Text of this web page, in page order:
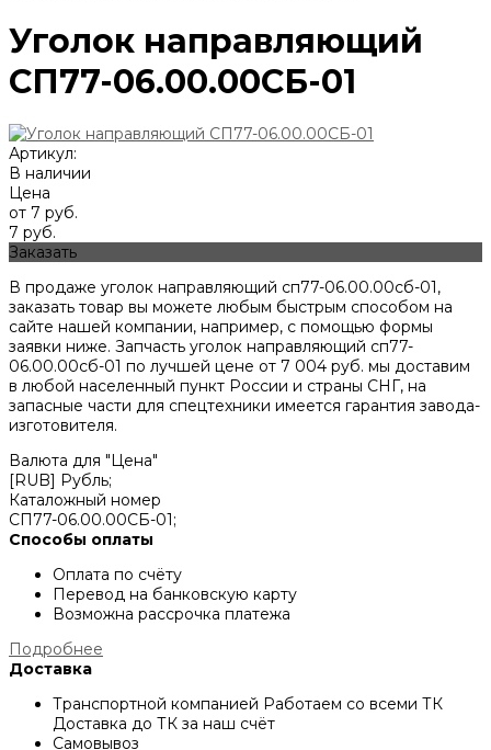
Уголок направляющий
СП77-06.00.00СБ-01
Артикул:
В наличии
Цена
от 7 руб.
7 руб.
Заказать
В продаже уголок направляющий сп77-06.00.00сб-01,
заказать товар вы можете любым быстрым способом на
сайте нашей компании, например, с помощью формы
заявки ниже. Запчасть уголок направляющий сп77-
06.00.00сб-01 по лучшей цене от 7 004 руб. мы доставим
в любой населенный пункт России и страны СНГ, на
запасные части для спецтехники имеется гарантия завода-
изготовителя.
Валюта для "Цена"
[RUB] Рубль;
Каталожный номер
СП77-06.00.00СБ-01;
Способы оплаты
Оплата по счёту
Перевод на банковскую карту
Возможна рассрочка платежа
Подробнее
Доставка
Транспортной компанией Работаем со всеми ТК
Доставка до ТК за наш счёт
Самовывоз